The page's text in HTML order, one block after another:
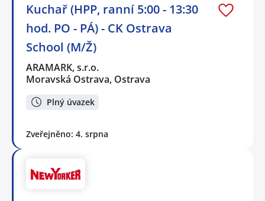
Kuchař (HPP, ranní 5:00 - 13:30
hod. PO - PÁ) - CK Ostrava
School (M/Ž)
ARAMARK, s.r.o.
Moravská Ostrava, Ostrava
Plný úvazek
Zveřejněno: 4. srpna